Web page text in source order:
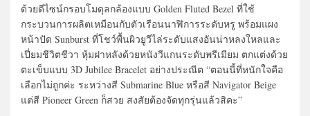
ด้วยดีไซน์กรอบโมดุลกล้องแบบ Golden Fluted Bezel ที่ใช้
กระบวนการผลิตเหมือนกับตัวเรือนนาฬิการระดับหรู พร้อมแผง
หน้าปัด Sunburst ที่โชว์พื้นผิวยูวีไล่ระดับแสงอันน่าหลงใหลและ
เปี่ยมชีวิตชีวา หุ้มฝาหลังด้วยหนังวีแกนระดับพรีเมียม ตกแต่งด้วย
ตะเข็บแบบ 3D Jubilee Bracelet อย่างประณีต “ตอนนี้ที่หนักใจคือ
เลือกไม่ถูกค่ะ ระหว่างสี Submarine Blue หรือสี Navigator Beige
แต่สี Pioneer Green ก็สวย สงสัยต้องจัดทุกรุ่นแล้วสิคะ”